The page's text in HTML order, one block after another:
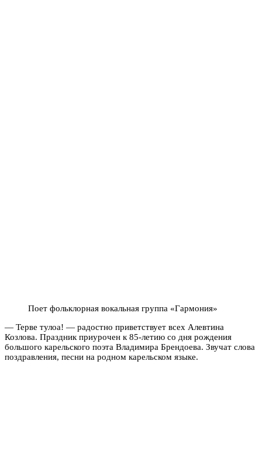
Поет фольклорная вокальная группа «Гармония»
— Терве тулоа! — радостно приветствует всех Алевтина
Козлова. Праздник приурочен к 85-летию со дня рождения
большого карельского поэта Владимира Брендоева. Звучат слова
поздравления, песни на родном карельском языке.